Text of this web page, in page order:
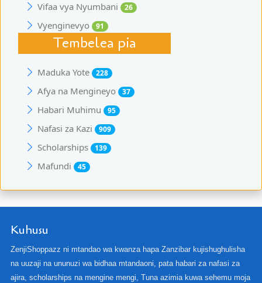
Vifaa vya Nyumbani 26
Vyenginevyo 91
Tembelea pia
Maduka Yote 228
Afya na Mengineyo 37
Habari Muhimu 95
Nafasi za Kazi 909
Scholarships 139
Mafundi 45
Kuhusu
ZenjiShoppazz ni mtandao wa kwanza hapa Zanzibar kujishughulisha
na uuzaji na ununuzi wa bidhaa mtandaoni, pata habari za nafasi za
ajira, scholarships na mengine mengi, Tuna azimia kuwa sehemu moja